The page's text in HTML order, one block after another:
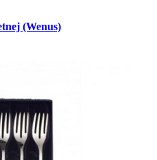
(Wenus)